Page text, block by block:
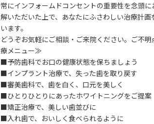
常にインフォームドコンセントの重要性を念頭
解いただいた上で、あなたにふさわしい治療計
います。
どうぞお気軽にご相談・ご来院ください。ご不
療メニュー≫
■予防歯科でお口の健康状態を保ちましょう
■インプラント治療で、失った歯を取り戻す
■審美歯科で、歯を白く、口元を美しく
■ひとりひとりにあったホワイトニングをご提案
■矯正治療で、美しい歯並びに
■入れ歯で、おいしく食べられるように